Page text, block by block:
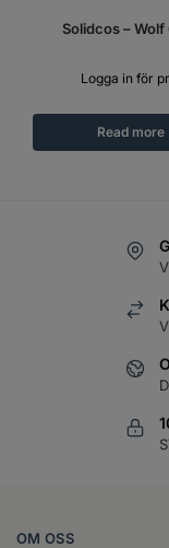
Solidcos – Wolf
Logga in för
Read more
OM OSS